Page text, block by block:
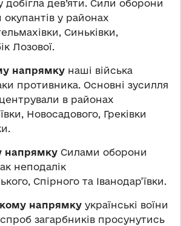
добігла дев’яти. Сили оборони
окупантів у районах
Синьківки,
Лозової.
напрямку наші війська
противника. Основні зусилля
в районах
Новосадового, Греківки
напрямку Силами оборони
неподалік
Спірного та Іванодар’ївки.
напрямку українські воїни
загарбників просунутись